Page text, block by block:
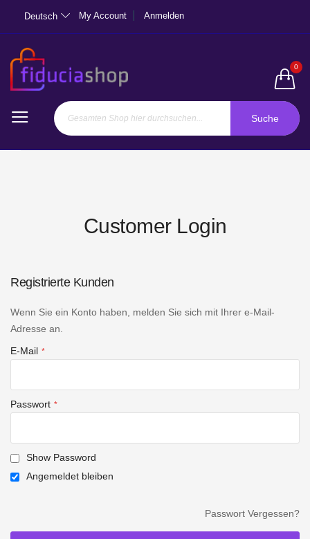
Deutsch My Account Anmelden
0
Suche
Customer Login
Registrierte Kunden
Wenn Sie ein Konto haben, melden Sie sich mit Ihrer e-Mail-
Adresse an.
E-Mail
Passwort
Show Password
Angemeldet bleiben
Passwort Vergessen?